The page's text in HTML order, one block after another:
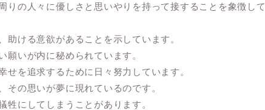
りの人々に優しさと思いやりを持って接することを象徴して
ける意欲があることを示しています。
願いが内に秘められています。
を追求するために日々努力しています。
その思いが夢に現れているのです。
牲にしてしまうことがあります。